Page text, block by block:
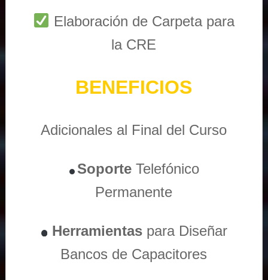
Elaboración de Carpeta para
la CRE
BENEFICIOS
Adicionales al Final del Curso
Soporte Telefónico
Permanente
Herramientas para Diseñar
Bancos de Capacitores